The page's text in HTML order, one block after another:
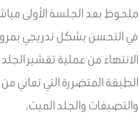
ملحوظ بعد الجلسة الأولى
في التحسن بشكل تدريجي
الانتهاء من عملية تقشير
الطبقة المتضررة التي تعاني من
والتصبغات والجلد الميت.